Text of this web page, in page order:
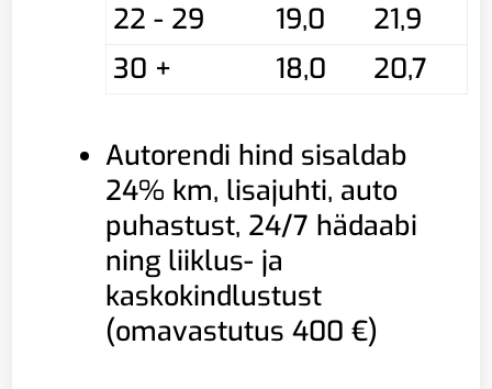
22 - 29
19,0
21,9
30 +
18,0 20,7
Autorendi hind sisaldab
24% km, lisajuhti, auto
puhastust, 24/7 hädaabi
ning liiklus- ja
kaskokindlustust
(omavastutus 400 €)